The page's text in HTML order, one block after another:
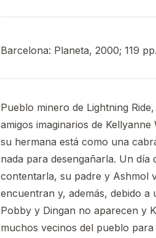
Barcelona: Planeta, 2000; 119
Pueblo minero de Lightning
amigos imaginarios de
su hermana está como una
nada para desengañarla. Un día
contentarla, su padre y Ashmol
encuentran y, además, debido
Pobby y Dingan no aparecen y
muchos vecinos del pueblo